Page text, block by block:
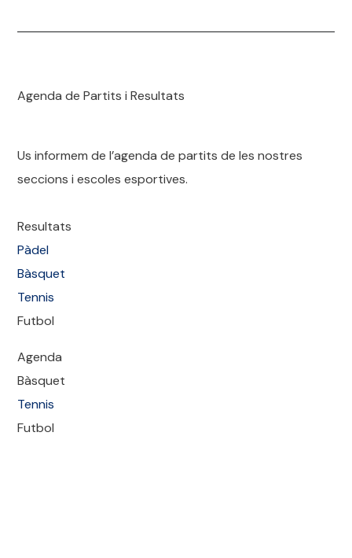
Agenda de Partits i Resultats
Us informemde l’agenda de partits de les nostres
seccions i escoles esportives.
Resultats
Pàdel
Bàsquet
Tennis
Futbol
Agenda
Bàsquet
Tennis
Futbol